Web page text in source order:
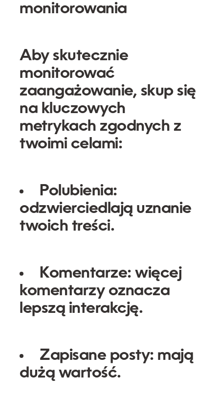
monitorowania
Aby skutecznie
monitorować
zaangażowanie, skup się
na kluczowych
metrykach zgodnych z
twoimi celami:
Polubienia:
odzwierciedlają uznanie
twoich treści.
Komentarze: więcej
komentarzy oznacza
lepszą interakcję.
Zapisane posty: mają
dużą wartość.